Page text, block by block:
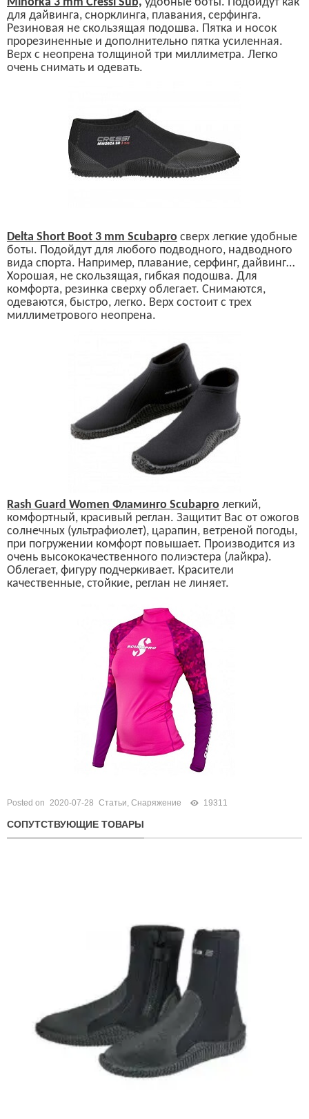
Minorka 3 mm Cressi Sub, удобные боты. Подойдут как
для дайвинга, снорклинга, плавания, серфинга.
Резиновая не скользящая подошва. Пятка и носок
прорезиненные и дополнительно пятка усиленная.
Верх с неопрена толщиной три миллиметра. Легко
очень снимать и одевать.
Delta Short Boot 3 mm Scubapro сверх легкие удобные
боты. Подойдут для любого подводного, надводного
вида спорта. Например, плавание, серфинг, дайвинг…
Хорошая, не скользящая, гибкая подошва. Для
комфорта, резинка сверху облегает. Снимаются,
одеваются, быстро, легко. Верх состоит с трех
миллиметрового неопрена.
Rash Guard Women Фламинго Scubapro легкий,
комфортный, красивый реглан. Защитит Вас от ожогов
солнечных (ультрафиолет), царапин, ветреной погоды,
при погружении комфорт повышает. Производится из
очень высококачественного полиэстера (лайкра).
Облегает, фигуру подчеркивает. Красители
качественные, стойкие, реглан не линяет.
Posted on 2020-07-28 Статьи, Снаряжение 19311
СОПУТСТВУЮЩИЕ ТОВАРЫ